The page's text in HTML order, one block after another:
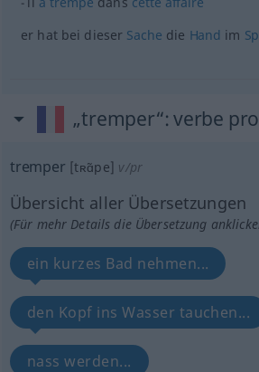
er hat bei dieser Sache die Hand im
„tremper“: verbe
tremper [tʀɑ̃pe] v/pr
Übersicht aller Übersetzungen
(Für mehr Details die Übersetzung
ein kurzes Bad nehmen...
den Kopf ins Wasser tauchen...
nass werden...